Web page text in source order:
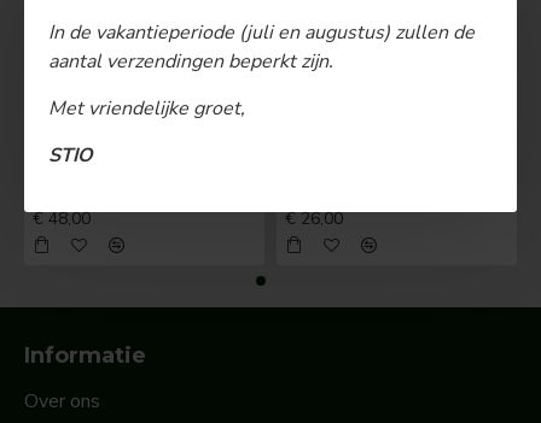
In de vakantieperiode (juli en augustus) zullen de
aantal verzendingen beperkt zijn.
Met vriendelijke groet,
STIO
€ 48,00 € 26,00
Informatie
Over ons